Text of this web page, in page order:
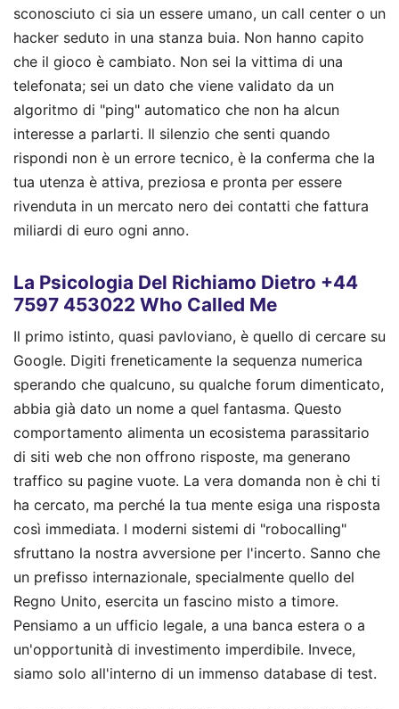
sconosciuto ci sia un essere umano, un call center o un
hacker seduto in una stanza buia. Non hanno capito
che il gioco è cambiato. Non sei la vittima di una
telefonata; sei un dato che viene validato da un
algoritmo di "ping" automatico che non ha alcun
interesse a parlarti. Il silenzio che senti quando
rispondi non è un errore tecnico, è la conferma che la
tua utenza è attiva, preziosa e pronta per essere
rivenduta in un mercato nero dei contatti che fattura
miliardi di euro ogni anno.
La Psicologia Del Richiamo Dietro +44
7597 453022 Who Called Me
Il primo istinto, quasi pavloviano, è quello di cercare su
Google. Digiti freneticamente la sequenza numerica
sperando che qualcuno, su qualche forum dimenticato,
abbia già dato un nome a quel fantasma. Questo
comportamento alimenta un ecosistema parassitario
di siti web che non offrono risposte, ma generano
traffico su pagine vuote. La vera domanda non è chi ti
ha cercato, ma perché la tua mente esiga una risposta
così immediata. I moderni sistemi di "robocalling"
sfruttano la nostra avversione per l'incerto. Sanno che
un prefisso internazionale, specialmente quello del
Regno Unito, esercita un fascino misto a timore.
Pensiamo a un ufficio legale, a una banca estera o a
un'opportunità di investimento imperdibile. Invece,
siamo solo all'interno di un immenso database di test.